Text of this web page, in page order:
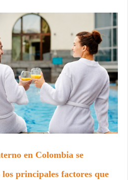
en Colombia se
principales factores que